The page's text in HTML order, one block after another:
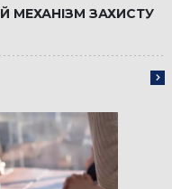
ЗАХИСТУ